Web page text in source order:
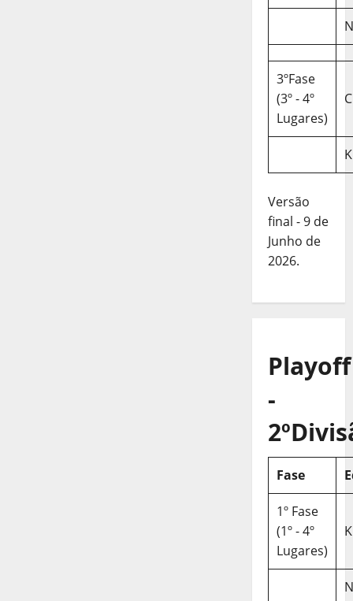
3ºFase
(3º - 4º
Lugares)
Versão
final - 9 de
Junho de
2026.
Playoff
-
Fase
1º Fase
(1º - 4º
Lugares)